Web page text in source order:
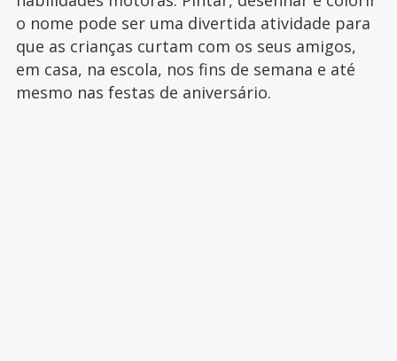
o nome pode ser uma divertida atividade para
que as crianças curtam com os seus amigos,
em casa, na escola, nos fins de semana e até
mesmo nas festas de aniversário.